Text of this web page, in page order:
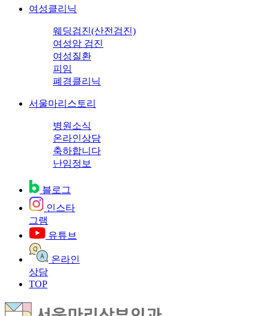
여성클리닉
웨딩검진(산전검진)
여성암 검진
여성질환
피임
폐경클리닉
서울마리스토리
병원소식
온라인상담
축하합니다
난임정보
블로그
인스타
그램
유튜브
온라인
상담
TOP